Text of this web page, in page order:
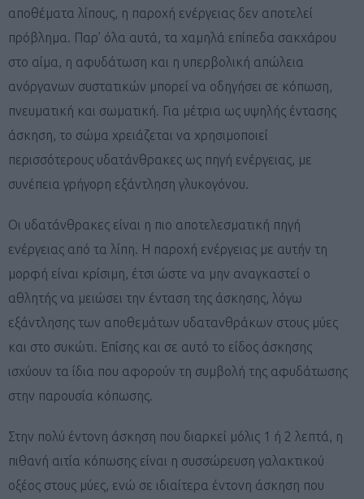
αποθέματα λίπους, η παροχή ενέργειας δεν αποτελεί
πρόβλημα. Παρ’ όλα αυτά, τα χαμηλά επίπεδα σακχάρου
στο αίμα, η αφυδάτωση και η υπερβολική απώλεια
ανόργανων συστατικών μπορεί να οδηγήσει σε κόπωση,
πνευματική και σωματική. Για μέτρια ως υψηλής έντασης
άσκηση, το σώμα χρειάζεται να χρησιμοποιεί
περισσότερους υδατάνθρακες ως πηγή ενέργειας, με
συνέπεια γρήγορη εξάντληση γλυκογόνου.
Οι υδατάνθρακες είναι η πιο αποτελεσματική πηγή
ενέργειας από τα λίπη. Η παροχή ενέργειας με αυτήν τη
μορφή είναι κρίσιμη, έτσι ώστε να μην αναγκαστεί ο
αθλητής να μειώσει την ένταση της άσκησης, λόγω
εξάντλησης των αποθεμάτων υδατανθράκων στους μύες
και στο συκώτι. Επίσης και σε αυτό το είδος άσκησης
ισχύουν τα ίδια που αφορούν τη συμβολή της αφυδάτωσης
στην παρουσία κόπωσης.
Στην πολύ έντονη άσκηση που διαρκεί μόλις 1 ή 2 λεπτά, η
πιθανή αιτία κόπωσης είναι η συσσώρευση γαλακτικού
οξέος στους μύες, ενώ σε ιδιαίτερα έντονη άσκηση που